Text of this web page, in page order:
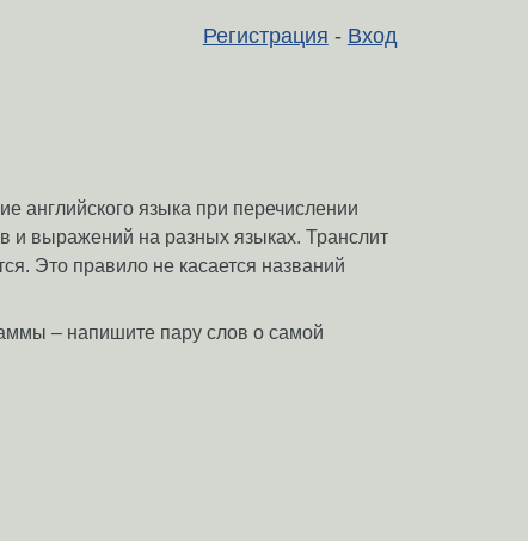
Регистрация - Вход
английского языка при перечислении
и выражений на разных языках. Транслит
Это правило не касается названий
– напишите пару слов о самой